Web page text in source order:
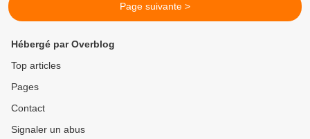
Page suivante >
Hébergé par Overblog
Top articles
Pages
Contact
Signaler un abus